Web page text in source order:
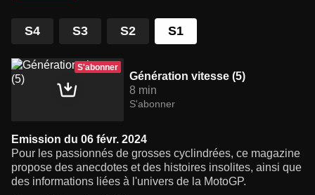
S4 S3 S2 S1
S'abonner
Génération vitesse (5)
8 min
S'abonner
Emission du 06 févr. 2024
Pour les passionnés de grosses cyclindrées, ce magazine
propose des anecdotes et des histoires insolites, ainsi que
des informations liées à l'univers de la MotoGP.